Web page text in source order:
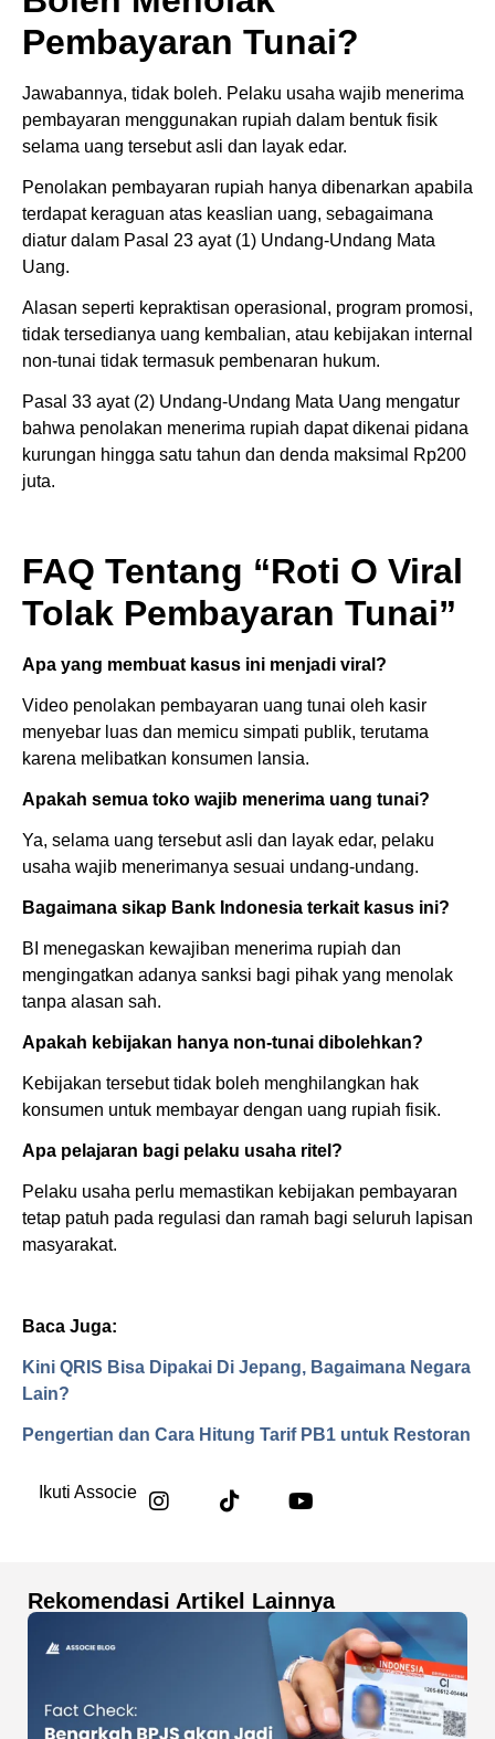
Pembayaran Tunai?
Jawabannya, tidak boleh. Pelaku usaha wajib menerima
pembayaran menggunakan rupiah dalam bentuk fisik
selama uang tersebut asli dan layak edar.
Penolakan pembayaran rupiah hanya dibenarkan apabila
terdapat keraguan atas keaslian uang, sebagaimana
diatur dalam Pasal 23 ayat (1) Undang-Undang Mata
Uang.
Alasan seperti kepraktisan operasional, program promosi,
tidak tersedianya uang kembalian, atau kebijakan internal
non-tunai tidak termasuk pembenaran hukum.
Pasal 33 ayat (2) Undang-Undang Mata Uang mengatur
bahwa penolakan menerima rupiah dapat dikenai pidana
kurungan hingga satu tahun dan denda maksimal Rp200
juta.
FAQ Tentang “Roti O Viral
Tolak Pembayaran Tunai”
Apa yang membuat kasus ini menjadi viral?
Video penolakan pembayaran uang tunai oleh kasir
menyebar luas dan memicu simpati publik, terutama
karena melibatkan konsumen lansia.
Apakah semua toko wajib menerima uang tunai?
Ya, selama uang tersebut asli dan layak edar, pelaku
usaha wajib menerimanya sesuai undang-undang.
Bagaimana sikap Bank Indonesia terkait kasus ini?
BI menegaskan kewajiban menerima rupiah dan
mengingatkan adanya sanksi bagi pihak yang menolak
tanpa alasan sah.
Apakah kebijakan hanya non-tunai dibolehkan?
Kebijakan tersebut tidak boleh menghilangkan hak
konsumen untuk membayar dengan uang rupiah fisik.
Apa pelajaran bagi pelaku usaha ritel?
Pelaku usaha perlu memastikan kebijakan pembayaran
tetap patuh pada regulasi dan ramah bagi seluruh lapisan
masyarakat.
Baca Juga:
Kini QRIS Bisa Dipakai Di Jepang, Bagaimana Negara
Lain?
Pengertian dan Cara Hitung Tarif PB1 untuk Restoran
Ikuti Associe
Rekomendasi Artikel Lainnya